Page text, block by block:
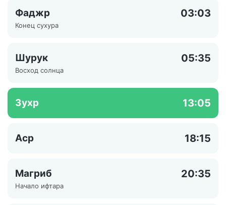
Фаджр 03:03
Конец сухура
Шурук 05:35
Восход солнца
Зухр 13:05
Аср 18:15
Магриб 20:35
Начало ифтара